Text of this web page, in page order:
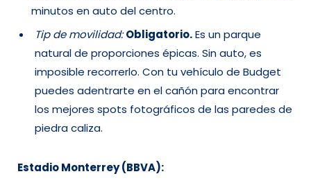
minutos en auto del centro.
Tip de movilidad: Obligatorio.Es un parque
natural de proporciones épicas. Sin auto, es
imposible recorrerlo. Con tu vehículo de Budget
puedes adentrarte en el cañón para encontrar
los mejores spots fotográficos de las paredes de
piedra caliza.
Estadio Monterrey (BBVA):